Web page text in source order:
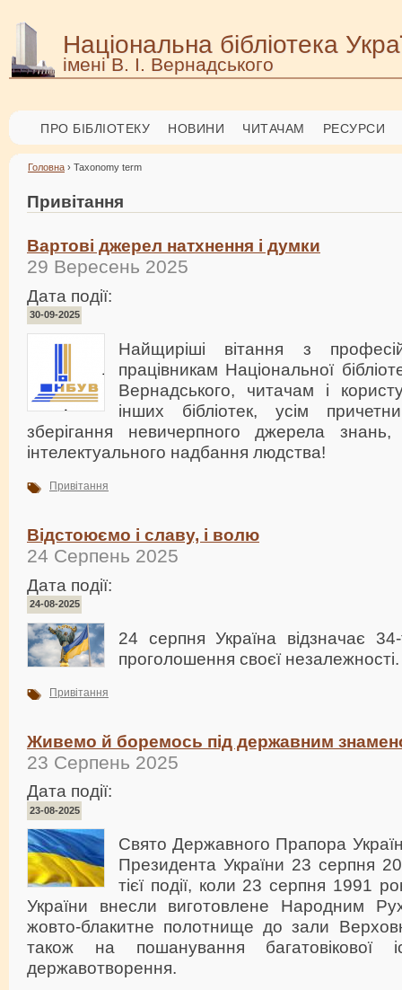
Національна бібліотека
імені В. І. Вернадського
ПРО БІБЛІОТЕКУ НОВИНИ ЧИТАЧАМ РЕСУРСИ
Головна › Taxonomy term
Привітання
Вартові джерел натхнення і думки
29 Вересень 2025
Дата події:
30-09-2025
Найщиріші вітання з
працівникам Національної
Вернадського, читачам і
інших бібліотек, усім
зберігання невичерпного джерела знань,
інтелектуального надбання людства!
Привітання
Відстоюємо і славу, і волю
24 Серпень 2025
Дата події:
24-08-2025
24 серпня Україна відзначає
проголошення своєї незалежності.
Привітання
Живемо й боремось під державним
23 Серпень 2025
Дата події:
23-08-2025
Свято Державного Прапора
Президента України 23 серпня
тієї події, коли 23 серпня 1991
України внесли виготовлене Народним
жовто-блакитне полотнище до зали
також на пошанування багатовікової
державотворення.